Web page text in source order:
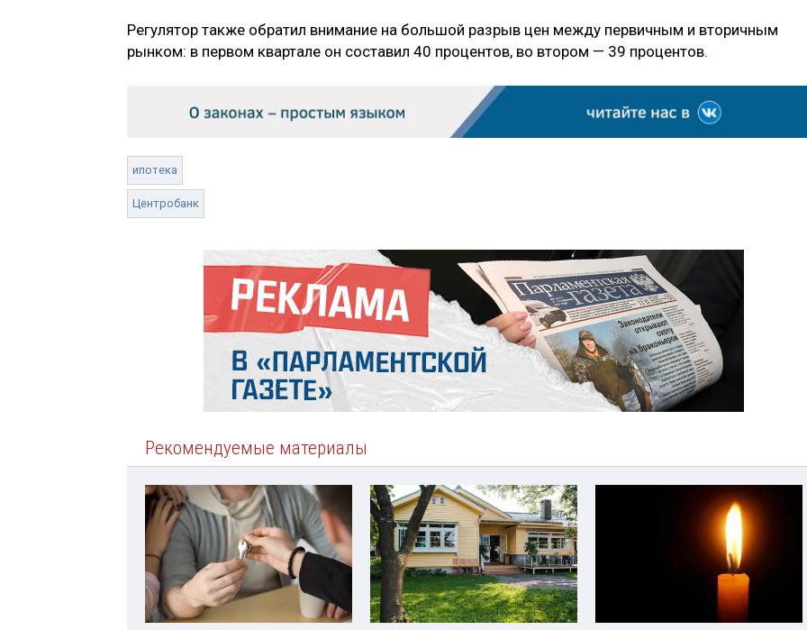
Регулятор также обратил внимание на большой разрыв цен между первичным и вторичным
рынком: в первом квартале он составил 40 процентов, во втором — 39 процентов.
ипотека
Центробанк
Рекомендуемые материалы